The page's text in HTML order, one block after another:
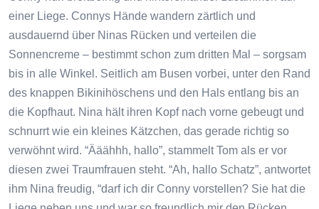
einer Liege. Connys Hände wandern zärtlich und
ausdauernd über Ninas Rücken und verteilen die
Sonnencreme – bestimmt schon zum dritten Mal – sorgsam
bis in alle Winkel. Seitlich am Busen vorbei, unter den Rand
des knappen Bikinihöschens und den Hals entlang bis an
die Kopfhaut. Nina hält ihren Kopf nach vorne gebeugt und
schnurrt wie ein kleines Kätzchen, das gerade richtig so
verwöhnt wird. “Ääähhh, hallo”, stammelt Tom als er vor
diesen zwei Traumfrauen steht. “Ah, hallo Schatz”, antwortet
ihm Nina freudig, “darf ich dir Conny vorstellen? Sie hat die